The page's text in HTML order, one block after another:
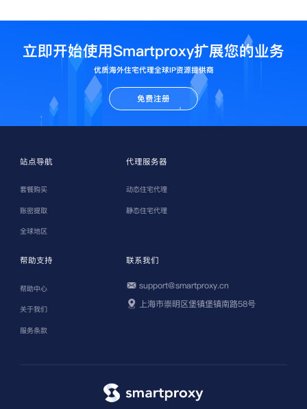
立即开始使用Smartproxy扩展您的业务
优质海外住宅代理全球IP资源提供商
免费注册
站点导航
套餐购买
账密提取
全球地区
代理服务器
动态住宅代理
静态住宅代理
帮助支持
帮助中心
关于我们
服务条款
联系我们
support@smartproxy.cn
上海市崇明区堡镇堡镇南路58号